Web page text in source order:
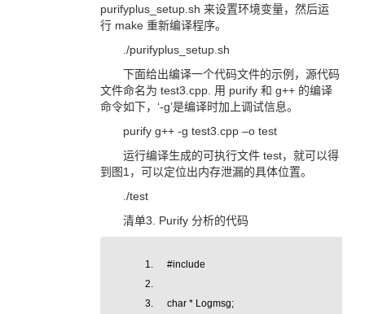
purifyplus_setup.sh 来设置环境变量，然后运
行 make 重新编译程序。
./purifyplus_setup.sh
下面给出编译一个代码文件的示例，源代码
文件命名为 test3.cpp. 用 purify 和 g++ 的编译
命令如下，‘-g’是编译时加上调试信息。
purify g++ -g test3.cpp –o test
运行编译生成的可执行文件 test，就可以得
到图1，可以定位出内存泄漏的具体位置。
./test
清单3. Purify 分析的代码
#include
char * Logmsg;